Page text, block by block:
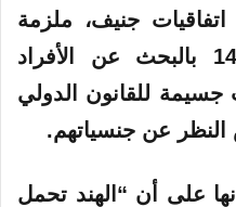
جنيف، ملزمة
قانونياً بموجب المادة 146 بالبحث عن الأفراد
جسيمة للقانون الدولي
النظر عن جنسياتهم.
على أن “الهند تحمل